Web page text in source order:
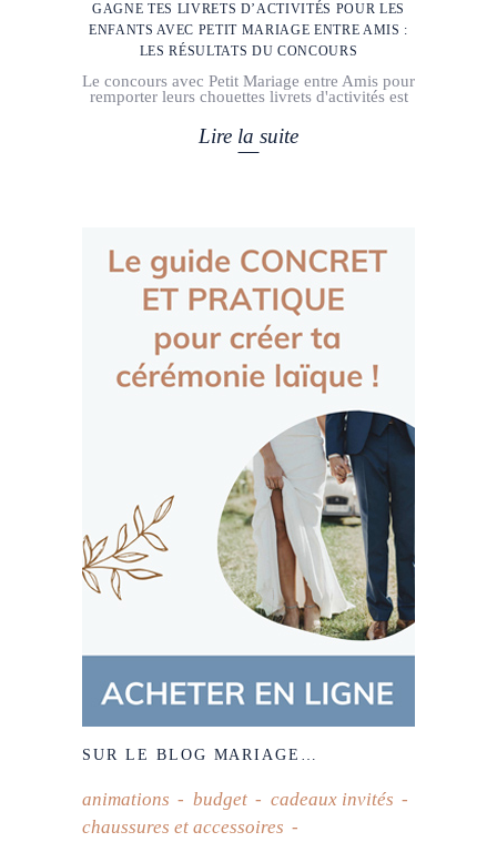
GAGNE TES LIVRETS D’ACTIVITÉS POUR LES
ENFANTS AVEC PETIT MARIAGE ENTRE AMIS :
LES RÉSULTATS DU CONCOURS
Le concours avec Petit Mariage entre Amis pour
remporter leurs chouettes livrets d'activités est
Lire la suite
SUR LE BLOG MARIAGE…
animations budget
cadeaux invités
chaussures et accessoires